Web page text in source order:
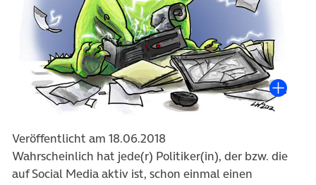
Veröffentlicht am 18.06.2018
Wahrscheinlich hat jede(r) Politiker(in), der bzw. die
auf Social Media aktiv ist, schon einmal einen